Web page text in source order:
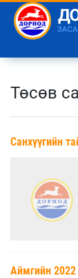
Төсөв
Санхүүгийн
Аймгийн 2022